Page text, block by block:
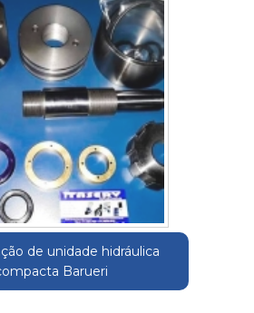
de unidade hidráulica
Barueri